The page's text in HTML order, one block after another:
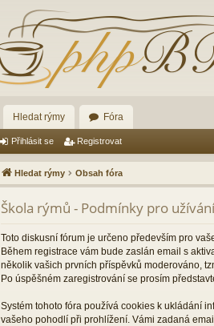
Hledat rýmy Fóra
Přihlásit se Registrovat
Hledat rýmy Obsah fóra
Škola rýmů - Podmínky pro užívání
Toto diskusní fórum je určeno především pro
Během registrace vám bude zaslán email s
několik vašich prvních příspěvků moderováno,
Po úspěšném zaregistrování se prosím
Systém tohoto fóra používá cookies k ukládání
vašeho pohodlí při prohlížení. Vámi zadaná